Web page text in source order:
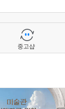
중고샵